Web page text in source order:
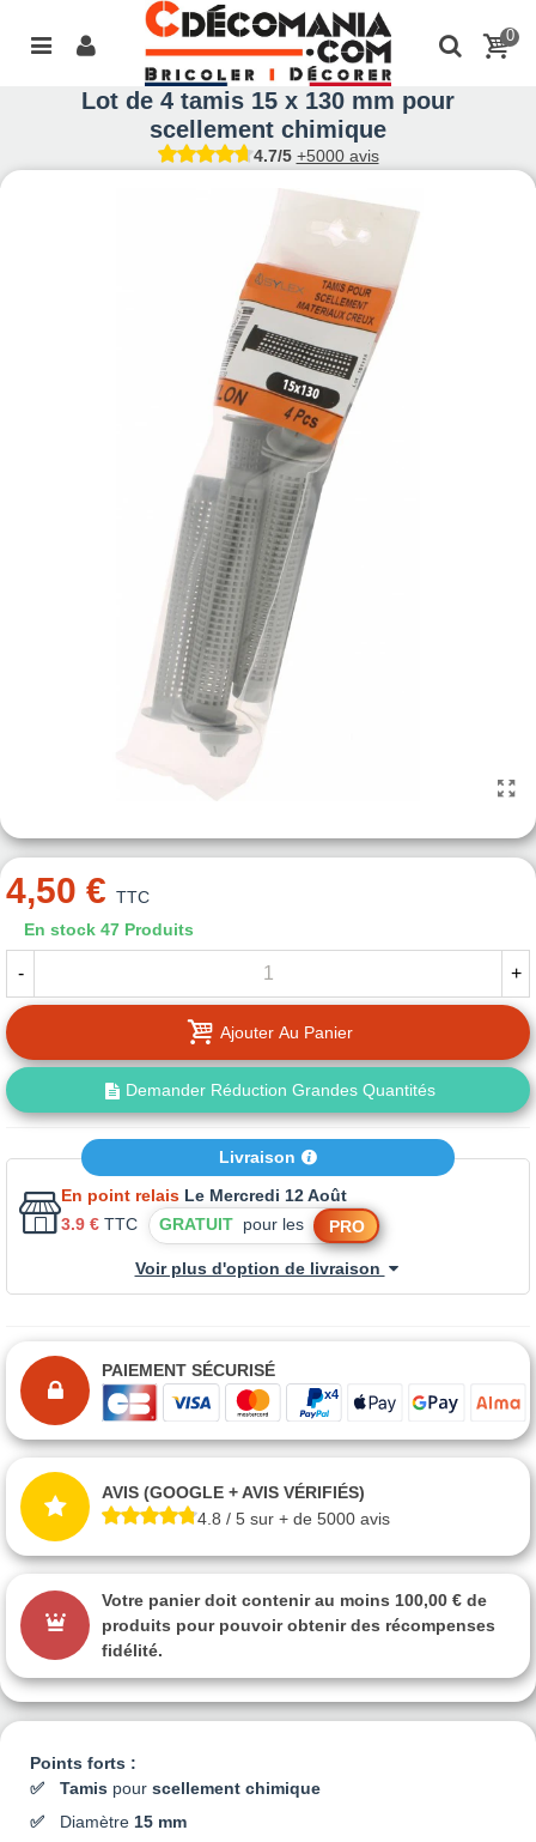
0
Lot de 4 tamis 15 x 130 mm pour
scellement chimique
4.7/5 +5000 avis
Points forts :
Tamis pour scellement chimique
Diamètre 15 mm
4,50 € TTC
En stock 47 Produits
- +
Ajouter Au Panier
Demander Réduction Grandes Quantités
Livraison
En point relais Le Mercredi 12 Août
3.9 € TTC GRATUIT pour les PRO
Voir plus d'option de livraison
PAIEMENT SÉCURISÉ
AVIS (GOOGLE + AVIS VÉRIFIÉS)
4.8 / 5 sur + de 5000 avis
Votre panier doit contenir au moins 100,00 € de
produits pour pouvoir obtenir des récompenses
fidélité.